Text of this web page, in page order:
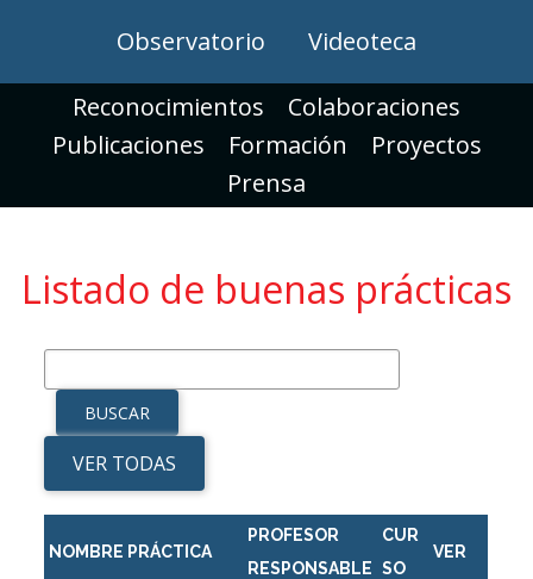
Observatorio Videoteca
Reconocimientos
Colaboraciones
Publicaciones
Formación
Proyectos
Prensa
Listado de buenas prácticas
VER TODAS
NOMBRE PRÁCTICA
PROFESOR
RESPONSABLE
CUR
SO
VER